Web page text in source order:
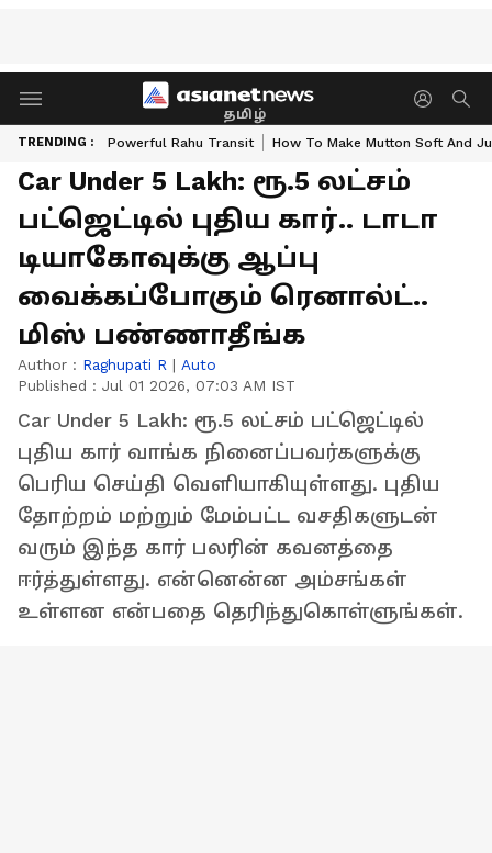
தமிழ்
TRENDING : Powerful Rahu Transit How To Make Mutton Soft And
Car Under 5 Lakh: ரூ.5 லட்சம்
பட்ஜெட்டில் புதிய கார்.. டாடா
டியாகோவுக்கு ஆப்பு
வைக்கப்போகும் ரெனால்ட்..
மிஸ் பண்ணாதீங்க
Author : Raghupati R | Auto
Published : Jul 01 2026, 07:03 AM IST
Car Under 5 Lakh: ரூ.5 லட்சம் பட்ஜெட்டில்
புதிய கார் வாங்க நினைப்பவர்களுக்கு
பெரிய செய்தி வெளியாகியுள்ளது. புதிய
தோற்றம் மற்றும் மேம்பட்ட வசதிகளுடன்
வரும் இந்த கார் பலரின் கவனத்தை
ஈர்த்துள்ளது. என்னென்ன அம்சங்கள்
உள்ளன என்பதை தெரிந்துகொள்ளுங்கள்.